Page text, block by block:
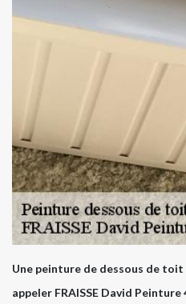
Une peinture de dessous de toit
appeler FRAISSE David